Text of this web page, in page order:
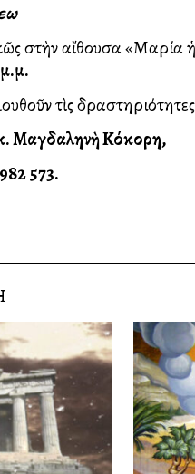
στὴν αἴθουσα
τὶς δραστηριότητες
κ. Μαγδαληνὴ Κόκορη,
573.